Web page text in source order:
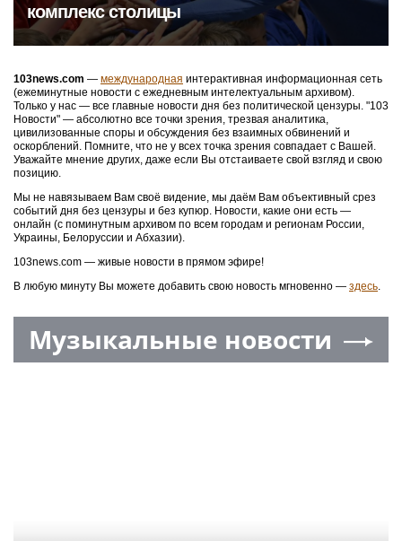
комплекс столицы
103news.com — международная интерактивная информационная сеть
(ежеминутные новости с ежедневным интелектуальным архивом).
Только у нас — все главные новости дня без политической цензуры. "103
Новости" — абсолютно все точки зрения, трезвая аналитика,
цивилизованные споры и обсуждения без взаимных обвинений и
оскорблений. Помните, что не у всех точка зрения совпадает с Вашей.
Уважайте мнение других, даже если Вы отстаиваете свой взгляд и свою
позицию.
Мы не навязываем Вам своё видение, мы даём Вам объективный срез
событий дня без цензуры и без купюр. Новости, какие они есть —
онлайн (с поминутным архивом по всем городам и регионам России,
Украины, Белоруссии и Абхазии).
103news.com — живые новости в прямом эфире!
В любую минуту Вы можете добавить свою новость мгновенно — здесь.
Музыкальные новости